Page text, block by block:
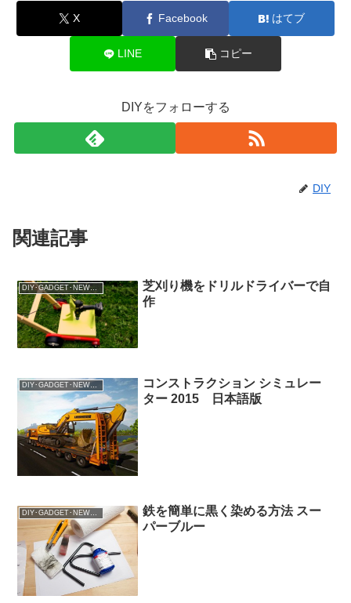
X Facebook はてブ
LINE コピー
DIYをフォローする
DIY
関連記事
DIY･GADGET･NEWS･Lifehack
芝刈り機をドリルドライバーで自
作
コンストラクション シミュレー
ター 2015 日本語版
鉄を簡単に黒く染める方法 スー
パーブルー